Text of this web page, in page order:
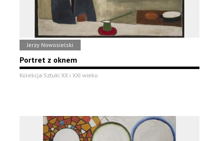
Jerzy Nowosielski
Portret z oknem
Kolekcja Sztuki XX i XXI wieku